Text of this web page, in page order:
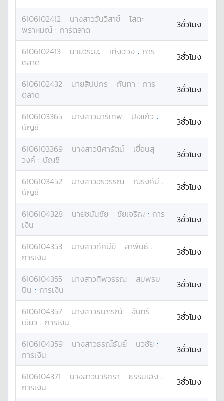
6106102412
นางสาววันวิสาข์
โสตะ
พราหมณ์ : การตลาด 3ชั่วโมง
6106102413 นายวิระยะ เท่งฮวง : การ
ตลาด
3ชั่วโมง
6106102432 นายสิปปกร กันทา : การ
ตลาด
3ชั่วโมง
6106103365 นางสาวนารีเทพ ปิงแก้ว :
บัญชี
3ชั่วโมง
6106103369 นางสาวนิศารัตน์
เขื่อนสุ
วงค์ : บัญชี 3ชั่วโมง
6106103452 นางสาวอรวรรณ ณรงค์มี :
บัญชี
3ชั่วโมง
6106104328 นายชนันชัย ชัยเจริญ : การ
เงิน
3ชั่วโมง
6106104353 นางสาวทัศนีย์ สาพันธ์ :
การเงิน
3ชั่วโมง
6106104355 นางสาวทิพวรรณ
สมพรม
ปัน : การเงิน 3ชั่วโมง
6106104357 นางสาวธนภรณ์
จันทร์
เขียว : การเงิน 3ชั่วโมง
6106104359 นางสาวธรณ์ธันย์ นวชัย :
การเงิน
3ชั่วโมง
6106104371 นางสาวนาริศรา ธรรมเฮิง :
การเงิน
3ชั่วโมง